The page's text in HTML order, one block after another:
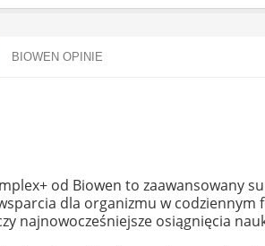
BIOWEN OPINIE
od Biowen to zaawansowany
dla organizmu w
najnowocześniejsze osiągnięcia